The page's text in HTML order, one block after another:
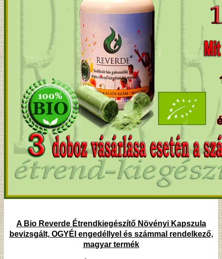
A Bio Reverde Étrendkiegészítő Növényi Kapszula
bevizsgált, OGYÉI engedéllyel és számmal rendelkező,
magyar termék